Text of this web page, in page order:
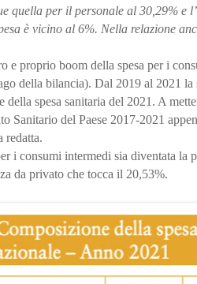
quella per il personale al 30,29% e
è vicino al 6%. Nella relazione
e proprio boom della spesa per i
della bilancia). Dal 2019 al 2021 la
spesa sanitaria del 2021. A
Sanitario del Paese 2017-2021
redatta.
i consumi intermedi sia diventata la
da privato che tocca il 20,53%.